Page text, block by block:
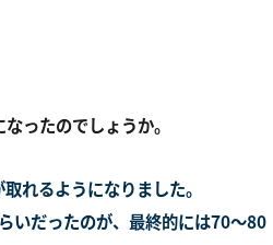
ったのでしょうか。
れるようになりました。
いだったのが、最終的には70～80